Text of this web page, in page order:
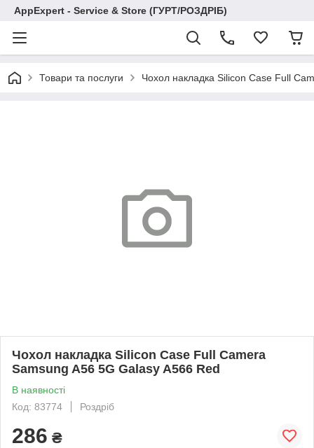
AppExpert - Service & Store (ГУРТ/РОЗДРІБ)
Товари та послуги Чохол накладка Silicon Case Full
Чохол накладка Silicon Case Full Camera
Samsung A56 5G Galasy A566 Red
В наявності
Код: 83774
Роздріб
286 ₴